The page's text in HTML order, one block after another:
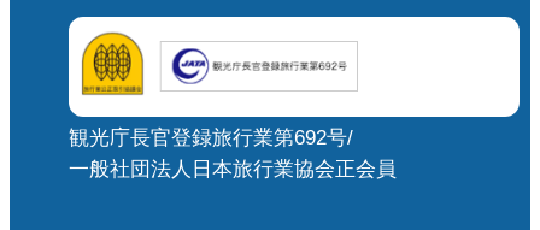
観光庁長官登録旅行業第692号/
一般社団法人日本旅行業協会正会員